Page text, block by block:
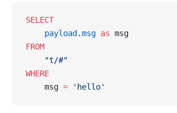
SELECT
    payload
.msg as msg
FROM
    "t/#"
WHERE
    msg
= 'hello'